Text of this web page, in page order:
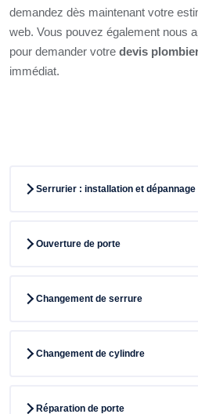
demandez dès maintenant votre
web. Vous pouvez également nous
pour demander votre devis
immédiat.
Serrurier : installation et
Ouverture de porte
Changement de serrure
Changement de cylindre
Réparation de porte